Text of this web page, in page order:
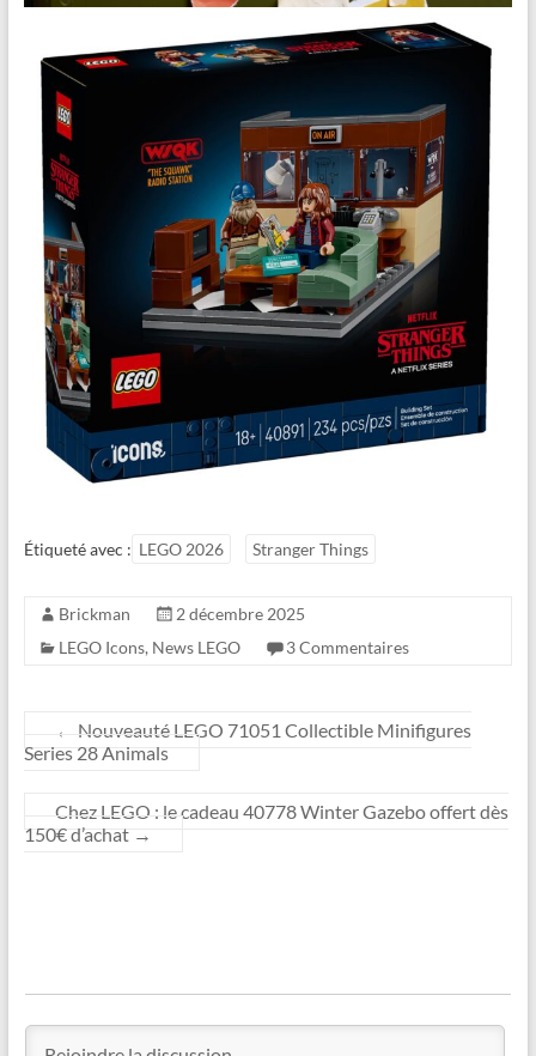
Étiqueté avec : LEGO 2026 Stranger Things
Brickman
2 décembre 2025
LEGO Icons, News LEGO 3 Commentaires
←
Nouveauté LEGO 71051 Collectible Minifigures
Series 28 Animals
Chez LEGO : le cadeau 40778 Winter Gazebo offert dès
150€ d’achat →